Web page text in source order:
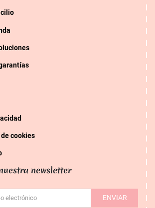
cookies
newsletter
electrónico ENVIAR